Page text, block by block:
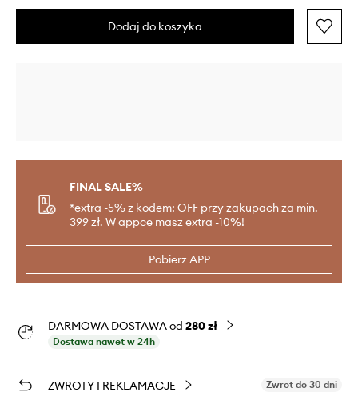
Dodaj do koszyka
FINAL SALE%
*extra -5% z kodem: OFF przy zakupach za min.
399 zł. W appce masz extra -10%!
Pobierz APP
DARMOWA DOSTAWA od 280 zł
Dostawa nawet w 24h
ZWROTY I REKLAMACJE Zwrot do 30 dni